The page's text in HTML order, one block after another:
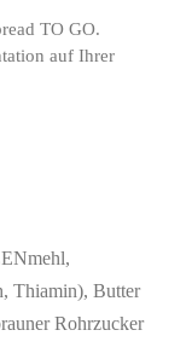
TO GO.
auf Ihrer
Thiamin), Butter
Rohrzucker